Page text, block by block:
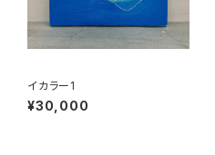
イカラー1
¥30,000